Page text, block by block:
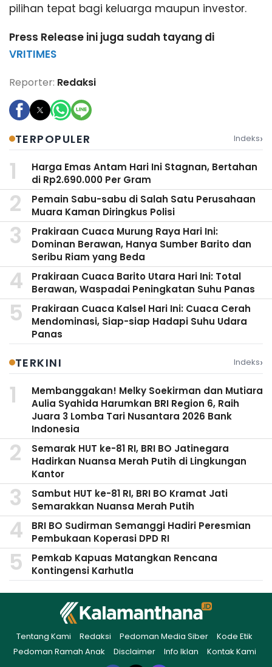
pilihan tepat bagi keluarga maupun investor.
Press Release ini juga sudah tayang di
VRITIMES
Reporter: Redaksi
TERPOPULER Indeks›
Harga Emas Antam Hari Ini Stagnan, Bertahan
di Rp2.690.000 Per Gram
Pemain Sabu-sabu di Salah Satu Perusahaan
Muara Kaman Diringkus Polisi
Prakiraan Cuaca Murung Raya Hari Ini:
Dominan Berawan, Hanya Sumber Barito dan
Seribu Riam yang Beda
Prakiraan Cuaca Barito Utara Hari Ini: Total
Berawan, Waspadai Peningkatan Suhu Panas
Prakiraan Cuaca Kalsel Hari Ini: Cuaca Cerah
Mendominasi, Siap-siap Hadapi Suhu Udara
Panas
TERKINI Indeks›
Membanggakan! Melky Soekirman dan Mutiara
Aulia Syahida Harumkan BRI Region 6, Raih
Juara 3 Lomba Tari Nusantara 2026 Bank
Indonesia
Semarak HUT ke-81 RI, BRI BO Jatinegara
Hadirkan Nuansa Merah Putih di Lingkungan
Kantor
Sambut HUT ke-81 RI, BRI BO Kramat Jati
Semarakkan Nuansa Merah Putih
BRI BO Sudirman Semanggi Hadiri Peresmian
Pembukaan Koperasi DPD RI
Pemkab Kapuas Matangkan Rencana
Kontingensi Karhutla
Tentang Kami Redaksi Pedoman Media Siber
Kode Etik
Pedoman Ramah Anak
Disclaimer Info Iklan Kontak Kami